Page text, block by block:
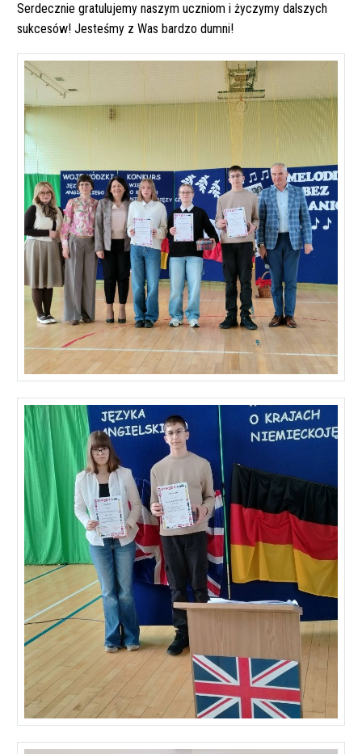
Serdecznie gratulujemy naszym uczniom i życzymy dalszych
sukcesów! Jesteśmy z Was bardzo dumni!